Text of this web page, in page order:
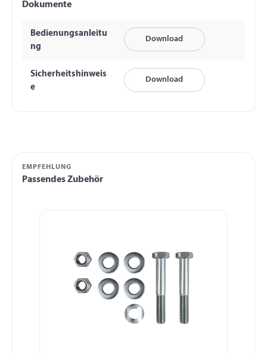
Dokumente
Bedienungsanleitu
ng
Download
Sicherheitshinweis
e
Download
EMPFEHLUNG
Passendes Zubehör